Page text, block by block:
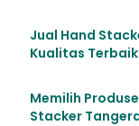
Jual Hand
Kualitas Terbaik
Memilih
Stacker